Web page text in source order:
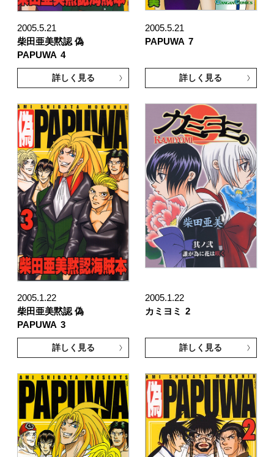
2005.5.21
柴田亜美黙認 偽
PAPUWA 4
詳しく見る
2005.5.21
PAPUWA 7
詳しく見る
2005.1.22
柴田亜美黙認 偽
PAPUWA 3
詳しく見る
2005.1.22
カミヨミ 2
詳しく見る